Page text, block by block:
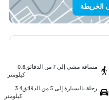
مسافة مشي إلى 7 من الدقائق
0.6
كيلومتر
رحلة بالسيارة إلى 5 من الدقائق
3.4
كيلومتر